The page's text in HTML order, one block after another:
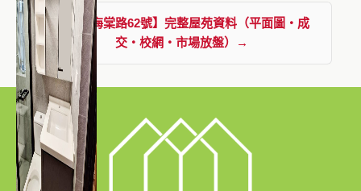
查看【海棠路62號】完整屋苑資料（平面圖・成
交・校網・市場放盤）→